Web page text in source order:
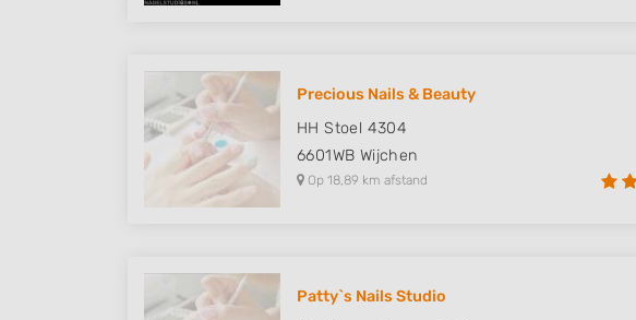
Precious Nails & Beauty
HH Stoel 4304
6601WB Wijchen
Op 18,89 km afstand
Patty`s Nails Studio
Understand audiences through statistics or combinations of data from different
Develop and improve services
Use limited data to select content
Identify devices based on information actively requested